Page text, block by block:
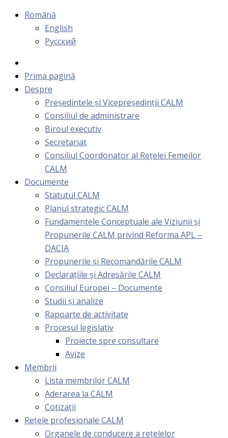
Română
English
Русский
Prima pagină
Despre
Președintele și Vicepreședinții CALM
Consiliul de administrare
Biroul executiv
Secretariat
Consiliul Coordonator al Rețelei Femeilor
CALM
Documente
Statutul CALM
Planul strategic CALM
Fundamentele Conceptuale ale Viziunii și
Propunerile CALM privind Reforma APL –
DACIA
Propunerile și Recomandările CALM
Declarațiile și Adresările CALM
Consiliul Europei – Documente
Studii și analize
Rapoarte de activitate
Procesul legislativ
Proiecte spre consultare
Avize
Membrii
Lista membrilor CALM
Aderarea la CALM
Cotizaţii
Rețele profesionale CALM
Organele de conducere a rețelelor